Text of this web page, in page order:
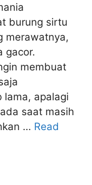
burung sirtu
merawatnya,
gacor.
membuat
lama, apalagi
saat masih
… Read